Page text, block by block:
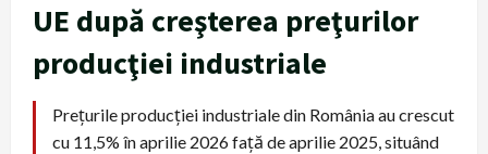
UE după creşterea preţurilor
producţiei industriale
Preţurile producţiei industriale din România au crescut
cu 11,5% în aprilie 2026 faţă de aprilie 2025, situând